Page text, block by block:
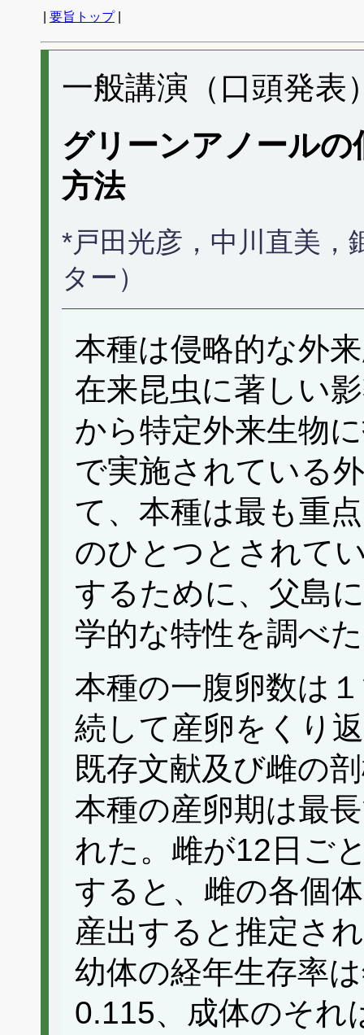
要旨トップ|
一般講演（口頭発表
グリーンアノール
方法
*戸田光彦，中川直美，
ター）
本種は侵略的な外
在来昆虫に著しい
から特定外来生物
で実施されている
て、本種は最も重
のひとつとされて
するために、父島
学的な特性を調べ
本種の一腹卵数は
続して産卵をくり
既存文献及び雌の
本種の産卵期は最
れた。雌が12日ご
すると、雌の各個
産出すると推定さ
幼体の経年生存率
0.115、成体のそれ